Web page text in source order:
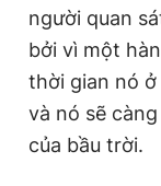
người quan
bởi vì một
thời gian nó
và nó sẽ
của bầu trời.